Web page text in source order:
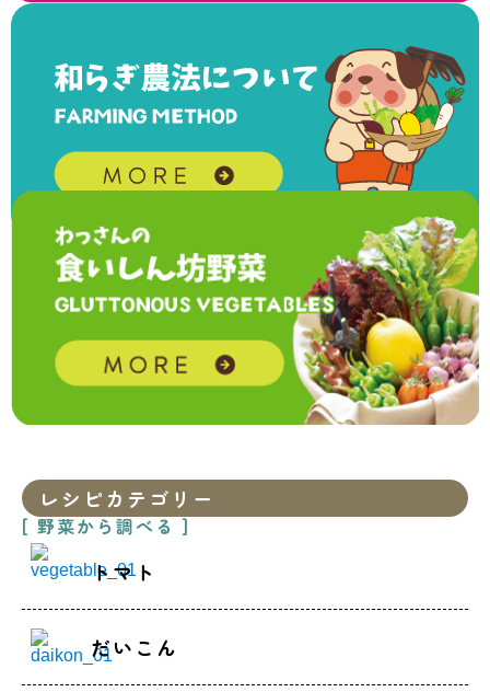
レシピカテゴリー
[ 野菜から調べる ]
トマト
だいこん